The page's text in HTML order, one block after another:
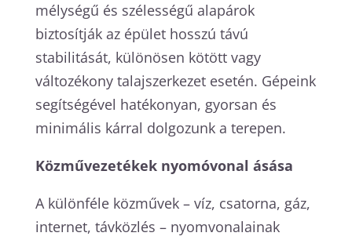
mélységű és szélességű alapárok
biztosítják az épület hosszú távú
stabilitását, különösen kötött vagy
változékony talajszerkezet esetén. Gépeink
segítségével hatékonyan, gyorsan és
minimális kárral dolgozunk a terepen.
Közművezetékek nyomóvonal ásása
A különféle közművek – víz, csatorna, gáz,
internet, távközlés – nyomvonalainak